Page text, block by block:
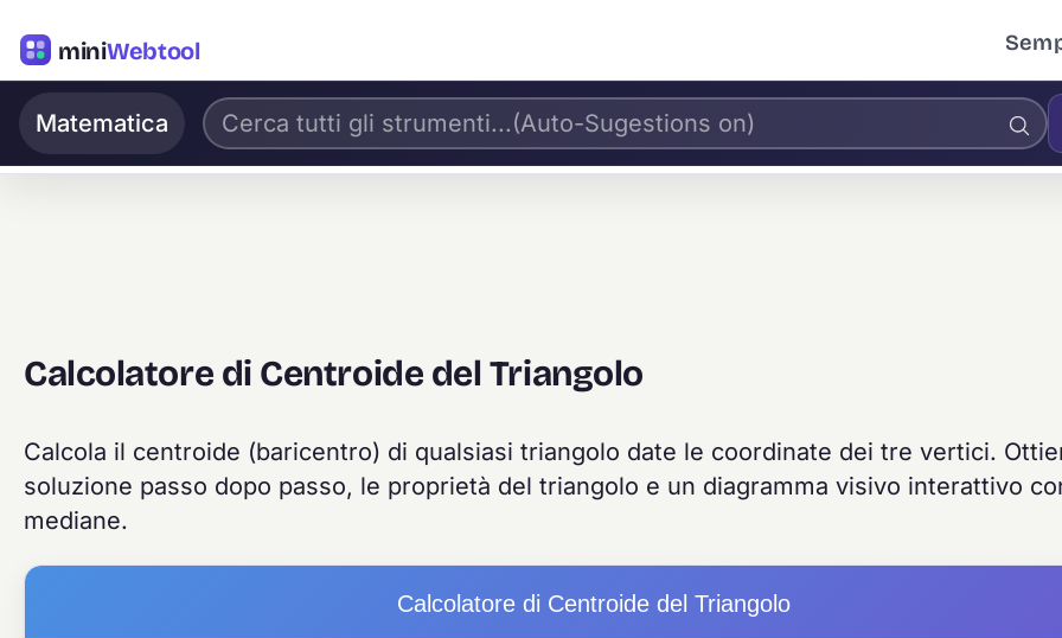
miniWebtool
Matematica
Calcolatore di Centroide del Triangolo
Calcola il centroide (baricentro) di qualsiasi triangolo date le coordinate dei tre vertici.
soluzione passo dopo passo, le proprietà del triangolo e un diagramma visivo interattivo
mediane.
Calcolatore di Centroide del Triangolo